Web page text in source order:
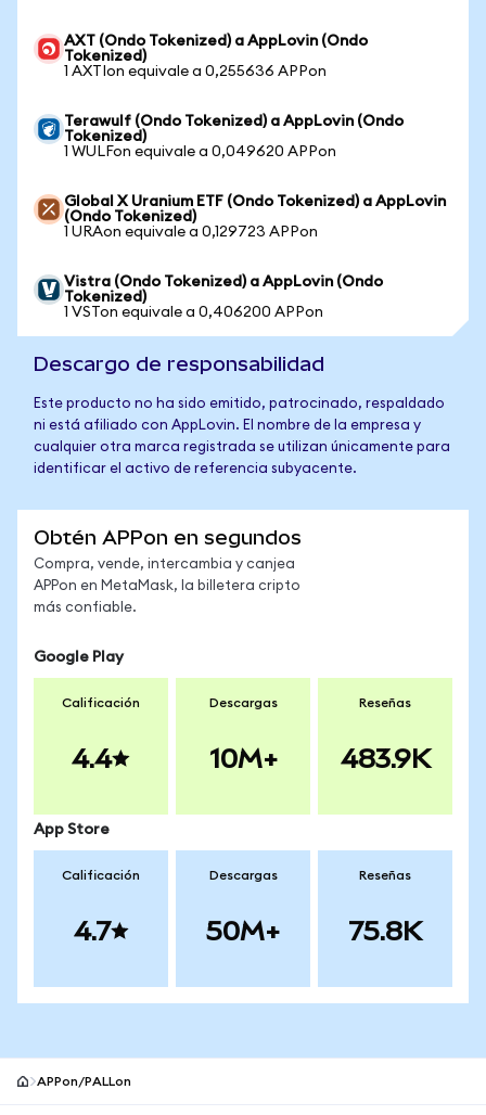
AXT (Ondo Tokenized) a AppLovin (Ondo
Tokenized)
1 AXTIon equivale a 0,255636 APPon
Terawulf (Ondo Tokenized) a AppLovin (Ondo
Tokenized)
1 WULFon equivale a 0,049620 APPon
Global X Uranium ETF (Ondo Tokenized) a AppLovin
(Ondo Tokenized)
1 URAon equivale a 0,129723 APPon
Vistra (Ondo Tokenized) a AppLovin (Ondo
Tokenized)
1 VSTon equivale a 0,406200 APPon
Descargo de responsabilidad
Este producto no ha sido emitido, patrocinado, respaldado
ni está afiliado con AppLovin. El nombre de la empresa y
cualquier otra marca registrada se utilizan únicamente para
identificar el activo de referencia subyacente.
Obtén APPon en segundos
Compra, vende, intercambia y canjea
APPon en MetaMask, la billetera cripto
más confiable.
Google Play
Calificación
4.4
Descargas
10M+
Reseñas
483.9K
App Store
Calificación
4.7
Descargas
50M+
Reseñas
75.8K
APPon/PALLon